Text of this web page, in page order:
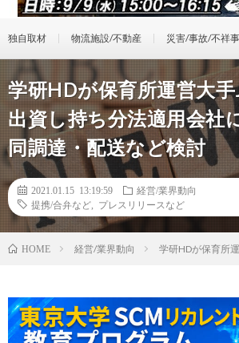
独自取材 物流施設/不動産 災害/事故/不祥事
学研HDが保育所運営大
出資し持ち分法適用会社
同調達・配送など検討
2021.01.15 13:19:59
経営/業界動向
提携/合弁など
プレスリリースなど
HOME 経営/業界動向 学研HDが保育所